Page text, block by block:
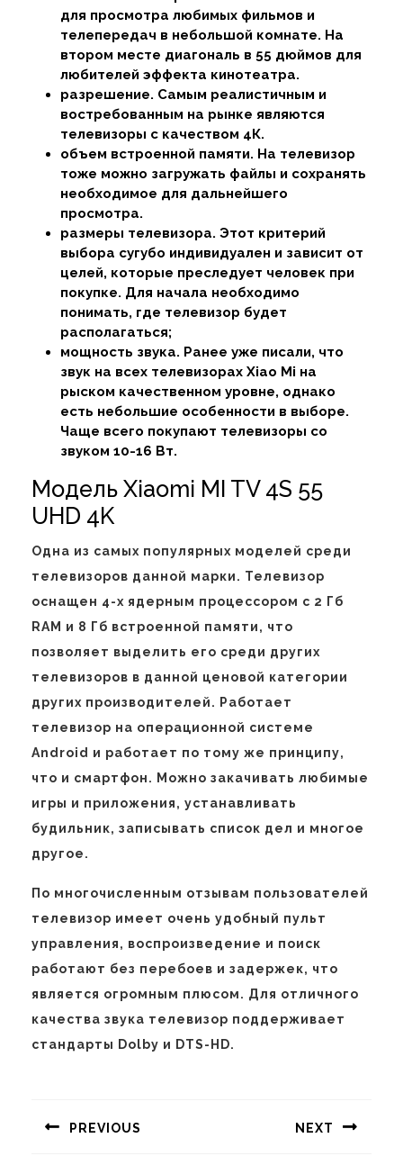
для просмотра любимых фильмов и
телепередач в небольшой комнате. На
втором месте диагональ в 55 дюймов для
любителей эффекта кинотеатра.
разрешение. Самым реалистичным и
востребованным на рынке являются
телевизоры с качеством 4К.
объем встроенной памяти. На телевизор
тоже можно загружать файлы и сохранять
необходимое для дальнейшего
просмотра.
размеры телевизора. Этот критерий
выбора сугубо индивидуален и зависит от
целей, которые преследует человек при
покупке. Для начала необходимо
понимать, где телевизор будет
располагаться;
мощность звука. Ранее уже писали, что
звук на всех телевизорах Xiao Mi на
рыском качественном уровне, однако
есть небольшие особенности в выборе.
Чаще всего покупают телевизоры со
звуком 10-16 Вт.
Модель Xiaomi MI TV 4S 55
UHD 4K
Одна из самых популярных моделей среди
телевизоров данной марки. Телевизор
оснащен 4-х ядерным процессором с 2 Гб
RAM и 8 Гб встроенной памяти, что
позволяет выделить его среди других
телевизоров в данной ценовой категории
других производителей. Работает
телевизор на операционной системе
Android и работает по тому же принципу,
что и смартфон. Можно закачивать любимые
игры и приложения, устанавливать
будильник, записывать список дел и многое
другое.
По многочисленным отзывам пользователей
телевизор имеет очень удобный пульт
управления, воспроизведение и поиск
работают без перебоев и задержек, что
является огромным плюсом. Для отличного
качества звука телевизор поддерживает
стандарты Dolby и DTS-HD.
записям
PREVIOUS NEXT